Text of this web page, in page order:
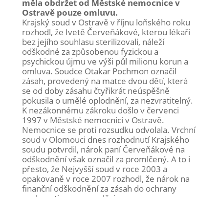
měla obdržet od Městské nemocnice v
Ostravě pouze omluvu.
Krajský soud v Ostravě v říjnu loňského roku
rozhodl, že Ivetě Červeňákové, kterou lékaři
bez jejího souhlasu sterilizovali, náleží
odškodné za způsobenou fyzickou a
psychickou újmu ve výši půl milionu korun a
omluva. Soudce Otakar Pochmon označil
zásah, provedený na matce dvou dětí, která
se od doby zásahu čtyřikrát neúspěšně
pokusila o umělé oplodnění, za nezvratitelný.
K nezákonnému zákroku došlo v červenci
1997 v Městské nemocnici v Ostravě.
Nemocnice se proti rozsudku odvolala. Vrchní
soud v Olomouci dnes rozhodnutí Krajského
soudu potvrdil, nárok paní Červeňákové na
odškodnění však označil za promlčený. A to i
přesto, že Nejvyšší soud v roce 2003 a
opakovaně v roce 2007 rozhodl, že nárok na
finanční odškodnění za zásah do ochrany